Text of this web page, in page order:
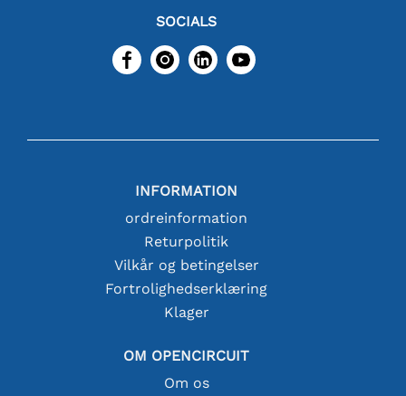
SOCIALS
INFORMATION
ordreinformation
Returpolitik
Vilkår og betingelser
Fortrolighedserklæring
Klager
OM OPENCIRCUIT
Om os